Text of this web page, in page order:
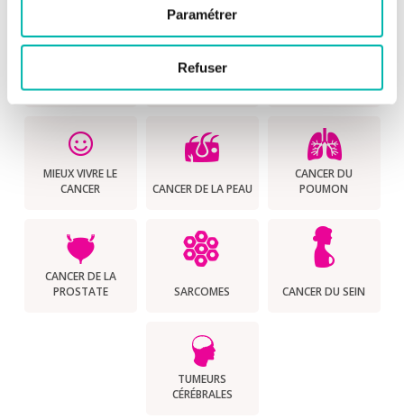
Paramétrer
Refuser
COLORECTAL
CANCER DE
L'ENFANT
GYNÉCOLOGIQUES
MIEUX VIVRE LE
CANCER
CANCER DE LA PEAU
CANCER DU
POUMON
CANCER DE LA
PROSTATE
SARCOMES CANCER DU SEIN
TUMEURS
CÉRÉBRALES